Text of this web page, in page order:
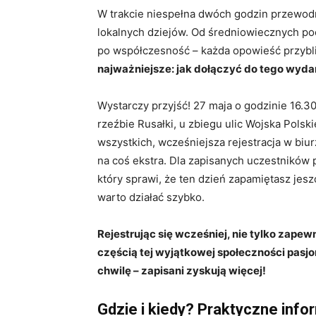
W trakcie niespełna dwóch godzin
lokalnych dziejów. Od średniowiecznych
po współczesność – każda opowieść
najważniejsze: jak dołączyć do tego
Wystarczy przyjść! 27 maja o godzinie
rzeźbie Rusałki, u zbiegu ulic Wojska
wszystkich, wcześniejsza rejestracja w
na coś ekstra. Dla zapisanych
który sprawi, że ten dzień zapamiętasz
warto działać szybko.
Rejestrując się wcześniej, nie tylko
częścią tej wyjątkowej społeczności
chwilę – zapisani zyskują więcej!
Gdzie i kiedy? Praktyczne